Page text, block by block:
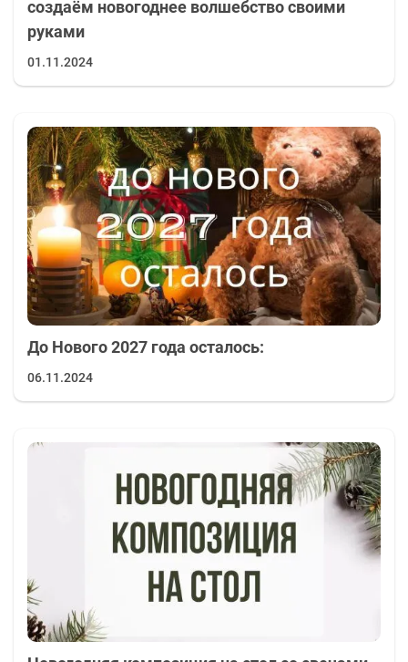
Альтернативная елка. Необычная ель своими
руками.
Оригинальное украшение на стол из веточек
ели.
Зимний букет с сюрпризом для вашего
праздника.
Каждое видео включает подробные инструкции и
полезные советы, чтобы ваш результат был не
только красивым, но и качественным.
Преимущества новогоднего мастер-класса
Экономия времени: вам не нужно тратить
время и ехать на мастер-класс.
так и для тех, кто уже имеет опыт в рукоделии.
Новый опыт: вы освоите интересные техники,
которые можно применять и в других проектах.
Как найти подходящее видео?
На нашем сайте вы найдёте подборку новогодних
мастер-классов в видеоформате. Просмотрите
доступные уроки, выберите интересующие вас
темы и приступайте к созданию праздничной
создаём новогоднее волшебство своими
руками
01.11.2024
До Нового 2027 года осталось:
06.11.2024